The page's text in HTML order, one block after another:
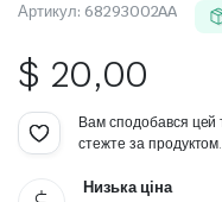
Артикул: 68293002AA
$ 20,00
Вам сподобався цей
стежте за продуктом.
Низька ціна